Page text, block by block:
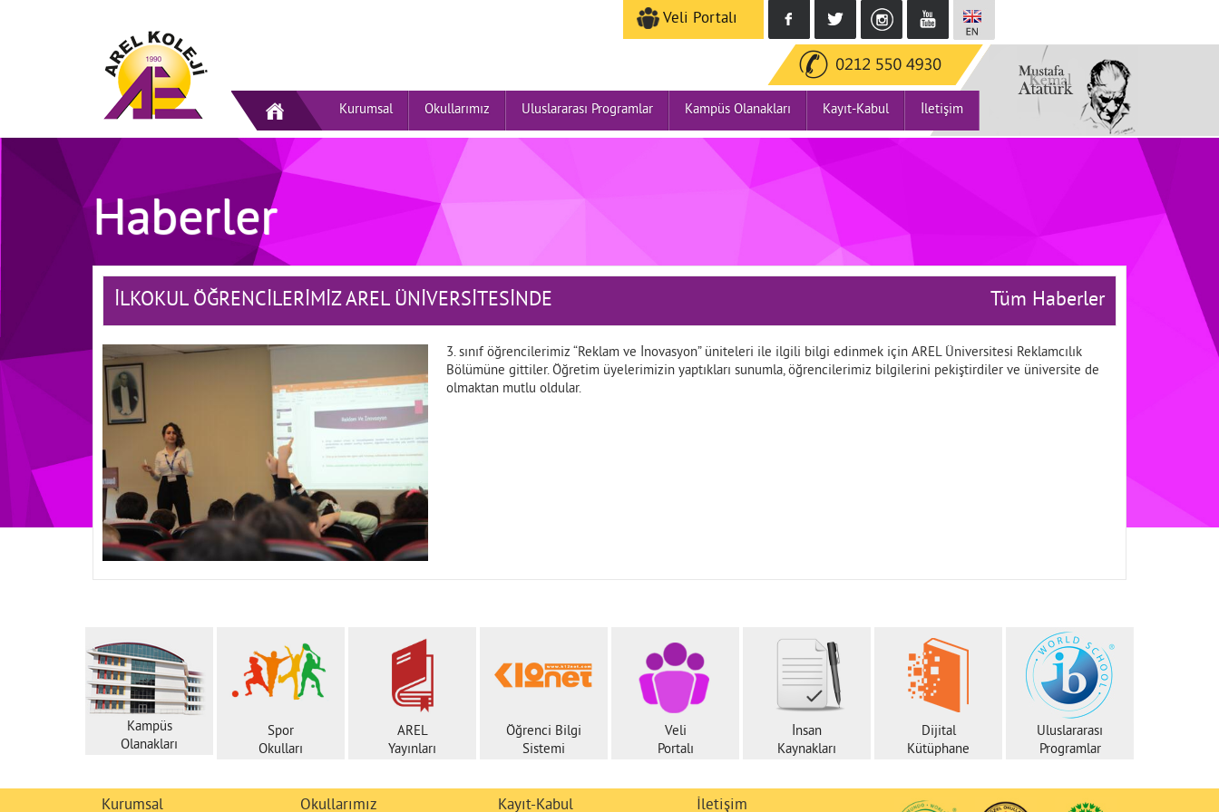
Veli Portalı
Kurumsal Okullarımız Uluslararası Programlar Kampüs Olanakları Kayıt-Kabul İletişim
Haberler
İLKOKUL ÖĞRENCİLERİMİZ AREL ÜNİVERSİTESİNDE Tüm Haberler
3. sınıf öğrencilerimiz “Reklam ve İnovasyon” üniteleri ile ilgili bilgi edinmek için AREL Üniversitesi Reklamcılık
Bölümüne gittiler. Öğretim üyelerimizin yaptıkları sunumla, öğrencilerimiz bilgilerini pekiştirdiler ve üniversite de
olmaktan mutlu oldular.
Kampüs
Olanakları
Spor
Okulları
AREL
Yayınları
Öğrenci Bilgi
Sistemi
Veli
Portalı
İnsan
Kaynakları
Dijital
Kütüphane
Uluslararası
Programlar
Kurumsal Okullarımız Kayıt-Kabul İletişim